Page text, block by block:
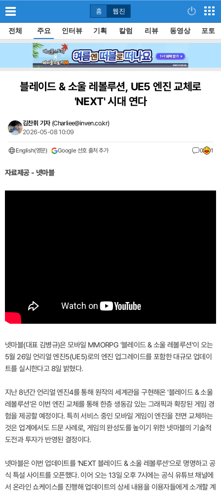
홈 웹진
전체 주요 인터뷰 기획 칼럼 리뷰 동영상 포토
블레이드 & 소울 레볼루션, UE5 엔진 교체로
'NEXT' 시대 연다
김찬휘 기자 (Charliee@inven.co.kr)
2026-05-08 10:09
English(영문) Google 선호 출처 추가 0 1
자료제공 - 넷마블
넷마블(대표 김병규)은 모바일 MMORPG '블레이드 & 소울 레볼루션'이 오는
5월 26일 언리얼 엔진5(UE5)로의 엔진 업그레이드를 포함한 대규모 업데이
트를 실시한다고 8일 밝혔다.
지난 8년간 언리얼 엔진4를 통해 원작의 세계관을 구현해온 '블레이드 & 소울
레볼루션'은 이번 엔진 교체를 통해 한층 생동감 있는 그래픽과 확장된 게임 경
험을 제공할 예정이다. 특히 서비스 중인 모바일 게임이 엔진을 전면 교체하는
것은 업계에서도 드문 사례로, 게임의 완성도를 높이기 위한 넷마블의 기술적
도전과 투자가 반영된 결정이다.
넷마블은 이번 업데이트를 'NEXT 블레이드 & 소울 레볼루션'으로 명명하고 공
식 특설 사이트를 오픈했다. 이어 오는 13일 오후 7시에는 공식 유튜브 채널에
서 온라인 쇼케이스를 진행해 업데이트의 상세 내용을 이용자들에게 소개할 계